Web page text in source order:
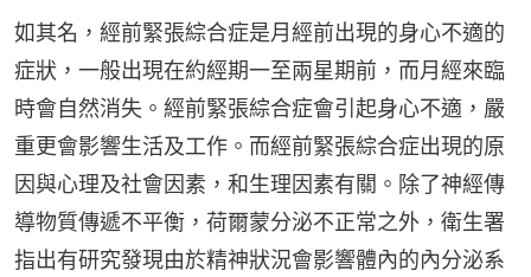
如其名，經前緊張綜合症是月經前出現的身心不適的
症狀，一般出現在約經期一至兩星期前，而月經來臨
時會自然消失。經前緊張綜合症會引起身心不適，嚴
重更會影響生活及工作。而經前緊張綜合症出現的原
因與心理及社會因素，和生理因素有關。除了神經傳
導物質傳遞不平衡，荷爾蒙分泌不正常之外，衛生署
指出有研究發現由於精神狀況會影響體內的內分泌系